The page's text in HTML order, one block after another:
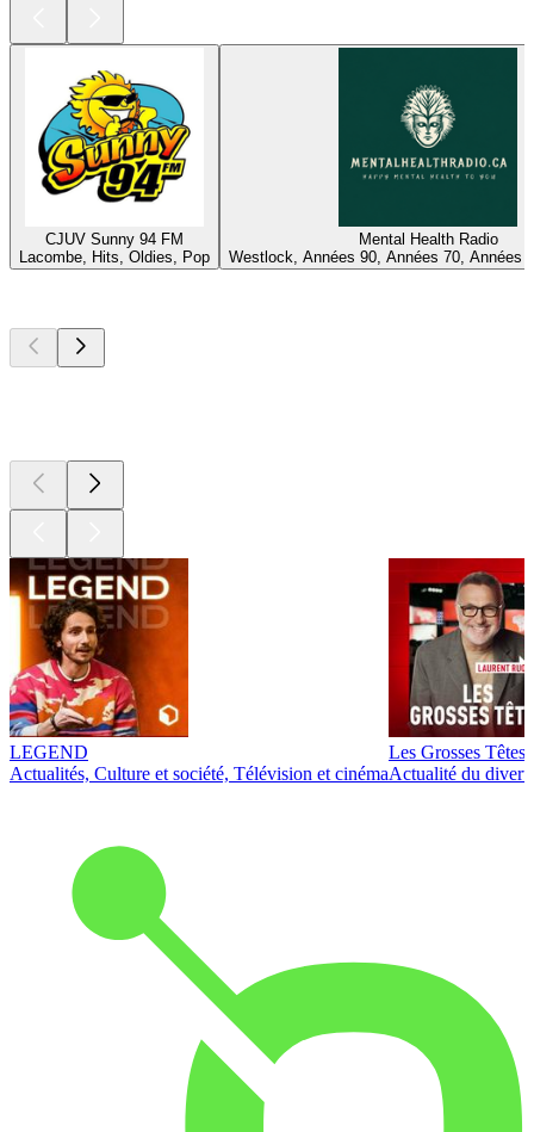
CJUV Sunny 94 FM
Lacombe, Hits, Oldies, Pop
Mental Health Radio
Westlock, Années 90, Années 70, Années
LEGEND
Actualités, Culture et société, Télévision et cinéma
Les Grosses Têtes
Actualité du